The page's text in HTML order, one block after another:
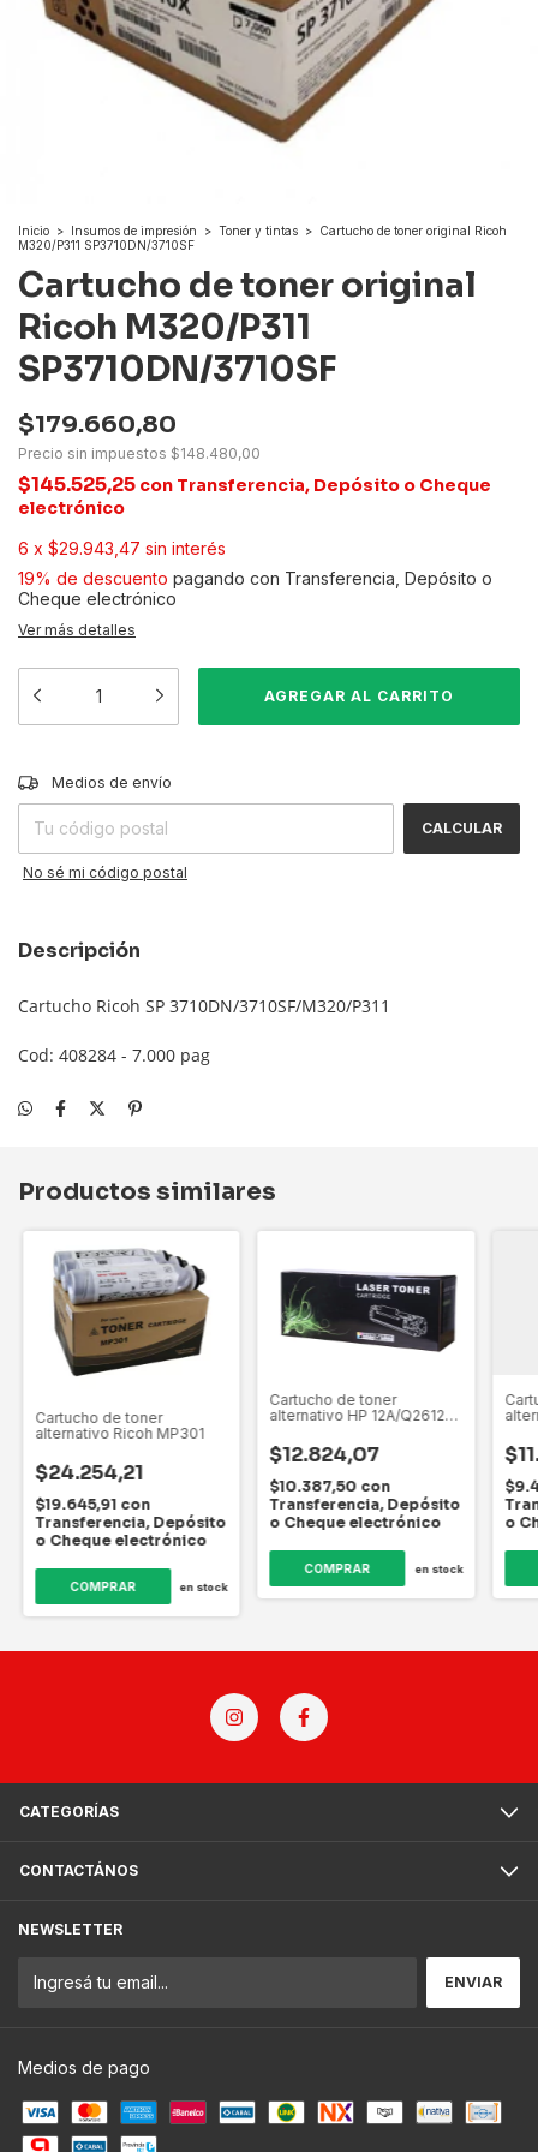
Inicio > Insumos de impresión > Toner y tintas > Cartucho de toner original Ricoh
M320/P311 SP3710DN/3710SF
Cartucho de toner original
Ricoh M320/P311
SP3710DN/3710SF
$179.660,80
Precio sin impuestos $148.480,00
$145.525,25 con Transferencia, Depósito o Cheque
electrónico
6 x $29.943,47 sin interés
19% de descuento pagando con Transferencia, Depósito o
Cheque electrónico
Ver más detalles
Entregas para el CP:
Medios de envío
CALCULAR
No sé mi código postal
Descripción
Cartucho Ricoh SP 3710DN/3710SF/M320/P311
Cod: 408284 - 7.000 pag
Productos similares
Cartucho de toner
alternativo Ricoh MP301
$24.254,21
$19.645,91 con
Transferencia, Depósito
o Cheque electrónico
en stock
Cartucho de toner
alternativo HP 12A/Q2612A
1010/1012/1015/1018/1020/1022
$12.824,07
$10.387,50 con
Transferencia, Depósito
o Cheque electrónico
en stock
o
CATEGORÍAS
CONTACTÁNOS
NEWSLETTER
Medios de pago